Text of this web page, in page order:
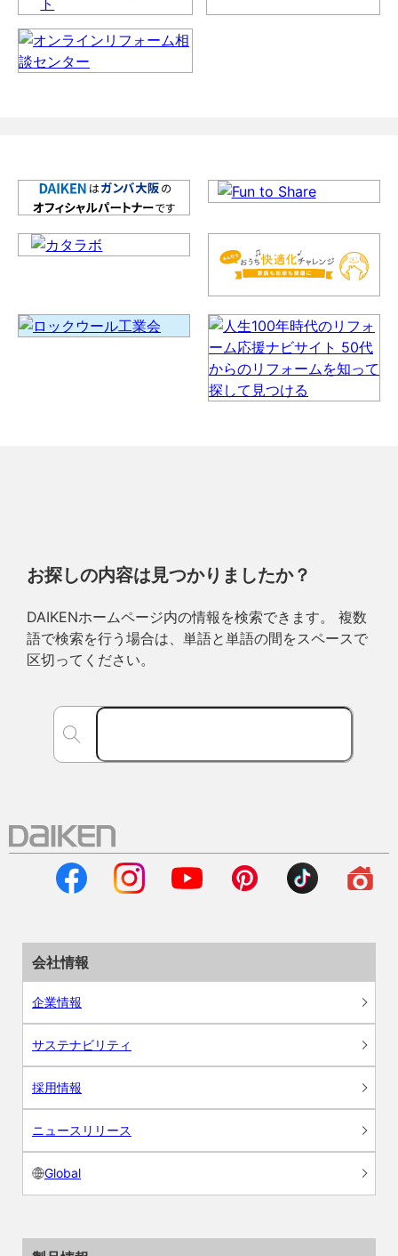
お探しの内容は見つかりましたか？
DAIKENホームページ内の情報を検索できます。 複数
語で検索を行う場合は、単語と単語の間をスペースで
区切ってください。
会社情報
企業情報
サステナビリティ
採用情報
ニュースリリース
Global